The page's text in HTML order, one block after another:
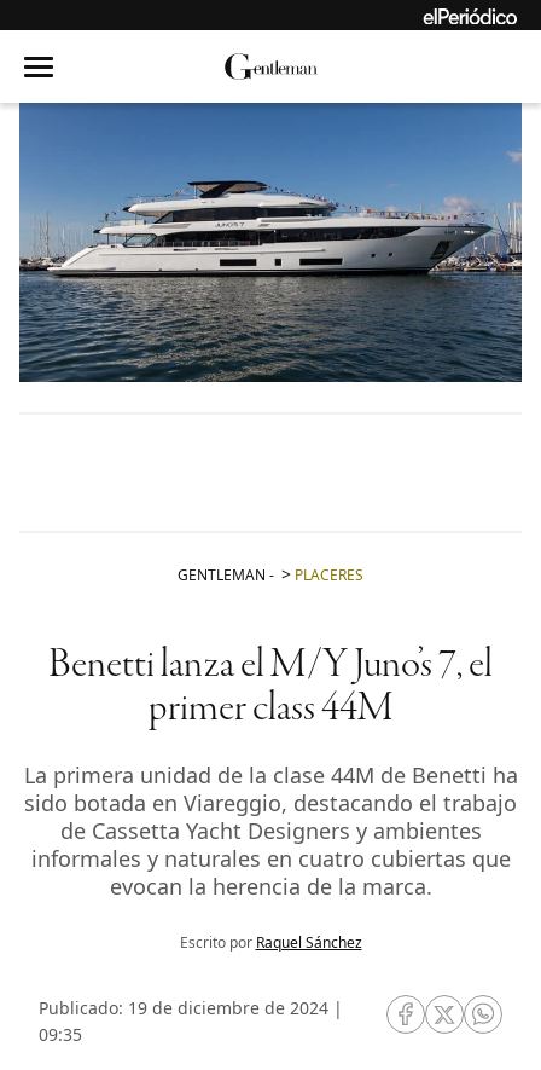
GENTLEMAN - PLACERES
Benetti lanza el M/Y Juno’s 7, el
primer class 44M
La primera unidad de la clase 44M de Benetti ha
sido botada en Viareggio, destacando el trabajo
de Cassetta Yacht Designers y ambientes
informales y naturales en cuatro cubiertas que
evocan la herencia de la marca.
Escrito por Raquel Sánchez
Publicado: 19 de diciembre de 2024 |
09:35
RRSS Facebook
RRSSRRSS